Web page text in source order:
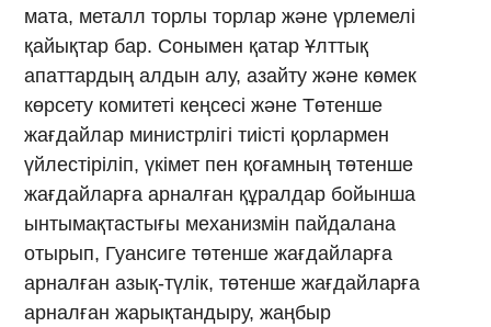
мата, металл торлы торлар және үрлемелі
қайықтар бар. Сонымен қатар Ұлттық
апаттардың алдын алу, азайту және көмек
көрсету комитеті кеңсесі және Төтенше
жағдайлар министрлігі тиісті қорлармен
үйлестіріліп, үкімет пен қоғамның төтенше
жағдайларға арналған құралдар бойынша
ынтымақтастығы механизмін пайдалана
отырып, Гуансиге төтенше жағдайларға
арналған азық-түлік, төтенше жағдайларға
арналған жарықтандыру, жаңбыр